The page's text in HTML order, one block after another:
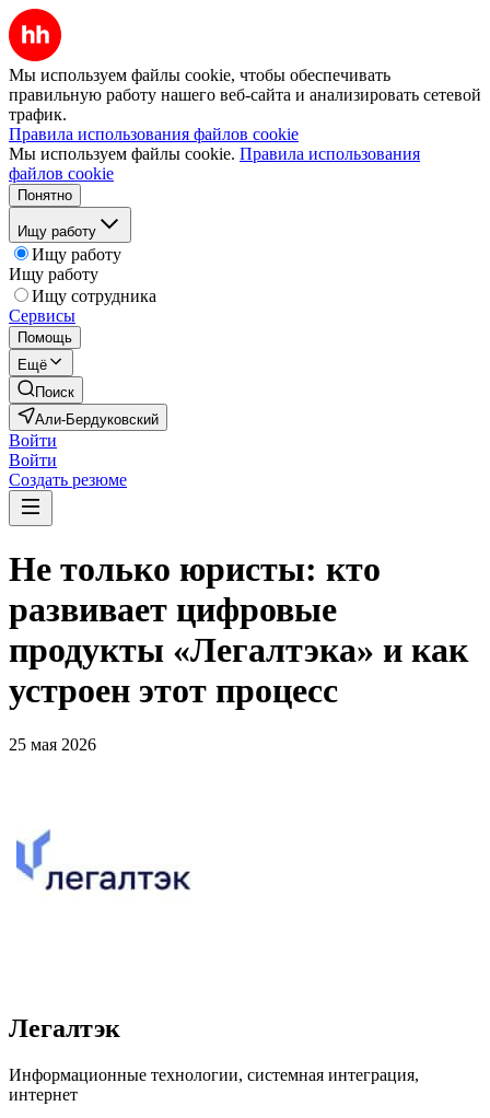
Мы используем файлы cookie, чтобы обеспечивать
правильную работу нашего веб-сайта и анализировать сетевой
трафик.
Правила использования файлов cookie
Мы используем файлы cookie. Правила использования
файлов cookie
Понятно
Ищу работу
Ищу работу
Ищу работу
Ищу сотрудника
Сервисы
Помощь
Ещё
Поиск
Али-Бердуковский
Войти
Войти
Создать резюме
Не только юристы: кто
развивает цифровые
продукты «Легалтэка» и как
устроен этот процесс
25 мая 2026
Легалтэк
Информационные технологии, системная интеграция,
интернет